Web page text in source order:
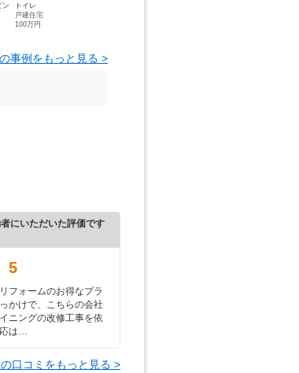
ン
トイレ
戸建住宅
100万円
事例をもっと見る >
にいただいた評価です
5
フォームのお得なプラ
かけで、こちらの会社
ニングの改修工事を依
は…
口コミをもっと見る >